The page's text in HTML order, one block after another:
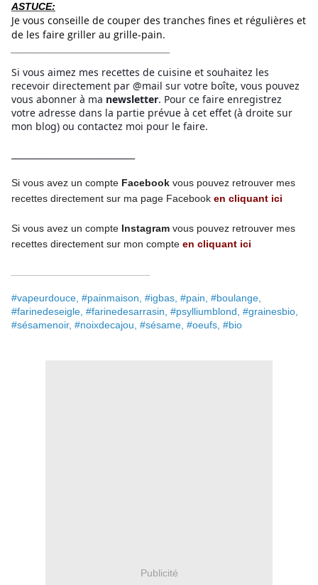
ASTUCE:
Je vous conseille de couper des tranches fines et régulières et
de les faire griller au grille-pain.
Si vous aimez mes recettes de cuisine et souhaitez les
recevoir directement par @mail sur votre boîte, vous pouvez
vous abonner à ma newsletter. Pour ce faire enregistrez
votre adresse dans la partie prévue à cet effet (à droite sur
mon blog) ou contactez moi pour le faire.
Si vous avez un compte Facebook vous pouvez retrouver mes
recettes directement sur ma page Facebook en cliquant ici
Si vous avez un compte Instagram vous pouvez retrouver mes
recettes directement sur mon compte en cliquant ici
#vapeurdouce, #painmaison, #igbas, #pain, #boulange,
#farinedeseigle, #farinedesarrasin, #psylliumblond, #grainesbio,
#sésamenoir, #noixdecajou, #sésame, #oeufs, #bio
Publicité